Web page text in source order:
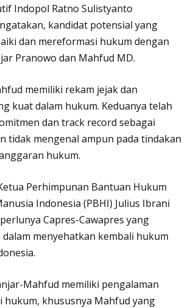
Indopol Ratno Sulistyanto
kandidat potensial yang
dan mereformasi hukum dengan
Pranowo dan Mahfud MD.
memiliki rekam jejak dan
kuat dalam hukum. Keduanya telah
dan track record sebagai
tidak mengenal ampun pada tindakan
hukum.
Perhimpunan Bantuan Hukum
Indonesia (PBHI) Julius Ibrani
Capres-Cawapres yang
menyehatkan kembali hukum
Mahfud memiliki pengalaman
hukum, khususnya Mahfud yang